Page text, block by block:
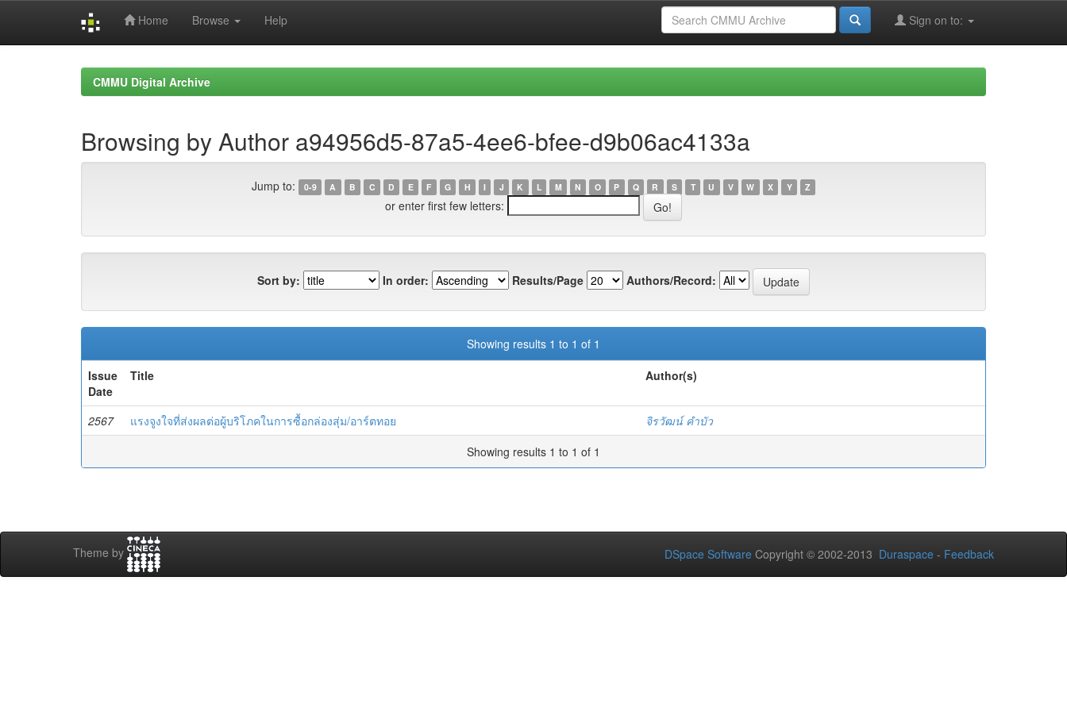
Home Browse Help Sign on to:
CMMU Digital Archive
Browsing by Author a94956d5-87a5-4ee6-bfee-d9b06ac4133a
Jump to: 0-9 A B C D E F G H I J K L M N O P Q R S T U V W X Y Z
or enter first few letters:
Sort by: In order: Results/Page Authors/Record:
Showing results 1 to 1 of 1
Issue
Date
Title Author(s)
2567 แรงจูงใจที่ส่งผลต่อผู้บริโภคในการซื้อกล่องสุ่ม/อาร์ตทอย
จิรวัฒน์ คำบัว
Showing results 1 to 1 of 1
Theme by DSpace Software Copyright © 2002-2013 Duraspace - Feedback